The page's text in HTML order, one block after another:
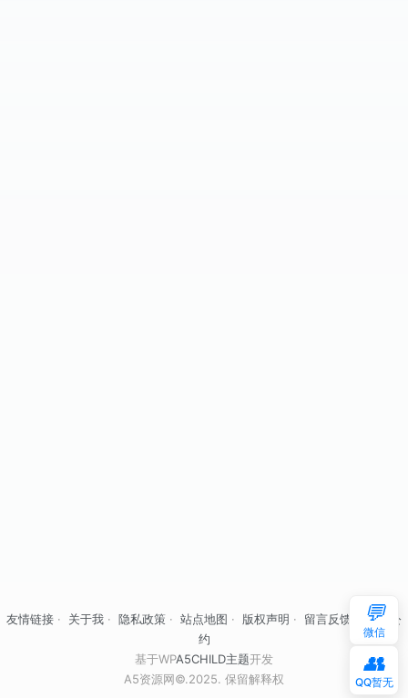
友情链接 · 关于我 · 隐私政策 · 站点地图 · 版权声明 · 留言反馈
自律公
约
基于WPA5CHILD主题开发
A5资源网©.2025. 保留解释权
💬
微信
👥
QQ暂无